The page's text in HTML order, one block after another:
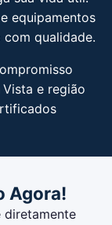
equipamentos
qualidade.
e região
Agora!
diretamente